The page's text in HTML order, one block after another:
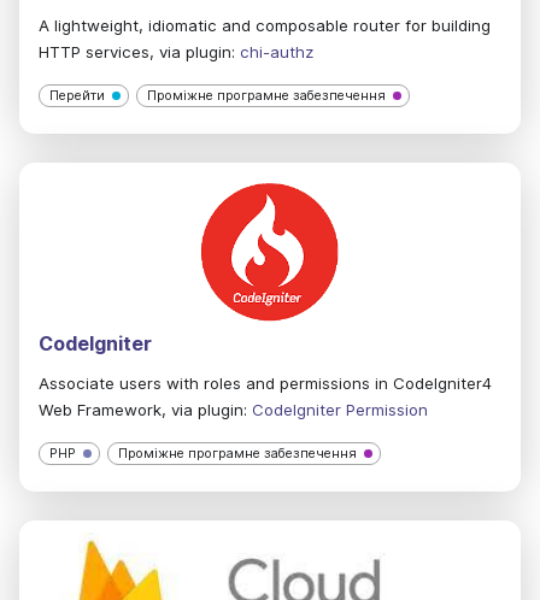
A lightweight, idiomatic and composable router for building
HTTP services, via plugin: chi-authz
Перейти Проміжне програмне забезпечення
CodeIgniter
Associate users with roles and permissions in CodeIgniter4
Web Framework, via plugin: CodeIgniter Permission
PHP Проміжне програмне забезпечення